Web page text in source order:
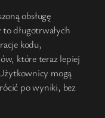
obsługę
długotrwałych
kodu,
które teraz lepiej
mogą
po wyniki, bez